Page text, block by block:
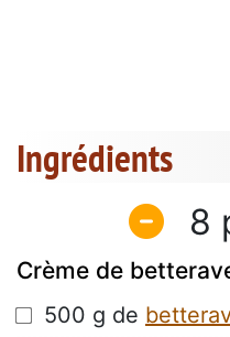
Ingrédients
8
Crème de
 500 g de